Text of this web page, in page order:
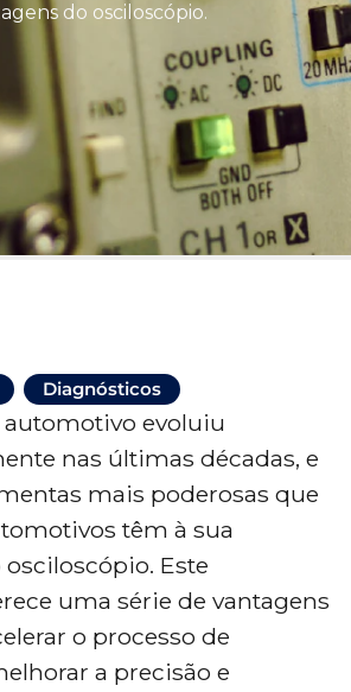
do osciloscópio.
Diagnósticos
evoluiu
nas últimas décadas, e
mais poderosas que
têm à sua
Este
uma série de vantagens
o processo de
a precisão e